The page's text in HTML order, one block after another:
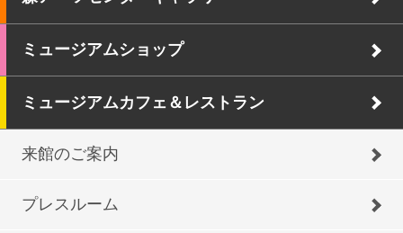
ミュージアムショップ
ミュージアムカフェ＆レストラン
来館のご案内
プレスルーム